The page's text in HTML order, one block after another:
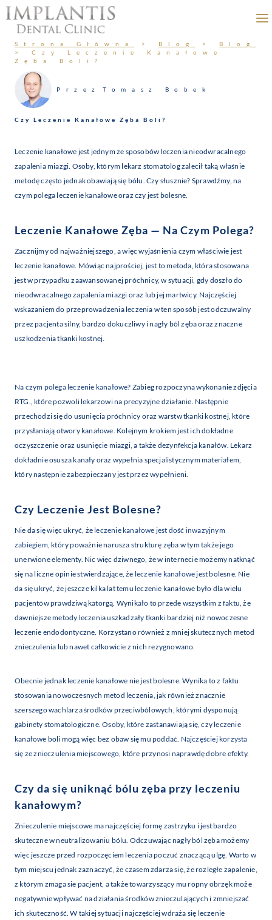
Przejdź
do
treści
Strona Główna > Blog > Blog
>Czy Leczenie Kanałowe
Zęba Boli?
Przez Tomasz Bobek
Czy Leczenie Kanałowe Zęba Boli?
Leczenie kanałowe jest jednym ze sposobów leczenia nieodwracalnego
zapalenia miazgi. Osoby, którym lekarz stomatolog zalecił taką właśnie
metodę często jednak obawiają się bólu. Czy słusznie? Sprawdźmy, na
czym polega leczenie kanałowe oraz czy jest bolesne.
Leczenie Kanałowe Zęba — Na Czym Polega?
Zacznijmy od najważniejszego, a więc wyjaśnienia czym właściwie jest
leczenie kanałowe. Mówiąc najprościej, jest to metoda, która stosowana
jest w przypadku zaawansowanej próchnicy, w sytuacji, gdy doszło do
nieodwracalnego zapalenia miazgi oraz lub jej martwicy. Najczęściej
wskazaniem do przeprowadzenia leczenia w ten sposób jest odczuwalny
przez pacjenta silny, bardzo dokuczliwy i nagły ból zęba oraz znaczne
uszkodzenia tkanki kostnej.
Na czym polega leczenie kanałowe? Zabieg rozpoczyna wykonanie zdjęcia
RTG., które pozwoli lekarzowi na precyzyjne działanie. Następnie
przechodzi się do usunięcia próchnicy oraz warstw tkanki kostnej, które
przysłaniają otwory kanałowe. Kolejnym krokiem jest ich dokładne
oczyszczenie oraz usunięcie miazgi, a także dezynfekcja kanałów. Lekarz
dokładnie osusza kanały oraz wypełnia specjalistycznym materiałem,
który następnie zabezpieczany jest przez wypełnieni.
Czy Leczenie Jest Bolesne?
Nie da się więc ukryć, że leczenie kanałowe jest dość inwazyjnym
zabiegiem, który poważnie narusza strukturę zęba w tym także jego
unerwione elementy. Nic więc dziwnego, że w internecie możemy natknąć
się na liczne opinie stwierdzające, że leczenie kanałowejest bolesne. Nie
da się ukryć, że jeszcze kilka lat temu leczenie kanałowe było dla wielu
pacjentów prawdziwą katorgą. Wynikało to przede wszystkim z faktu, że
dawniejsze metody leczenia uszkadzały tkanki bardziej niż nowoczesne
leczenie endodontyczne. Korzystano również z mniej skutecznych metod
znieczulenia lub nawet całkowicie z nich rezygnowano.
Obecnie jednak leczenie kanałowe nie jest bolesne. Wynika to z faktu
stosowania nowoczesnych metod leczenia, jak również znacznie
szerszego wachlarza środków przeciwbólowych, którymi dysponują
gabinety stomatologiczne. Osoby, które zastanawiają się, czy leczenie
kanałowe boli mogą więc bez obaw się mu poddać. Najczęściej korzysta
się ze znieczulenia miejscowego, które przynosi naprawdę dobre efekty.
Czy da się uniknąć bólu zęba przy leczeniu
kanałowym?
Znieczulenie miejscowe ma najczęściej formę zastrzyku i jest bardzo
skuteczne w neutralizowaniu bólu. Odczuwając nagły ból zęba możemy
więc jeszcze przed rozpoczęciem leczenia poczuć znaczącą ulgę. Warto w
tym miejscu jednak zaznaczyć, że czasem zdarza się, że rozległe zapalenie,
z którym zmaga sie pacjent, a także towarzyszący mu ropny obrzęk może
negatywnie wpływać na działania środków znieczulających i zmniejszać
ich skuteczność. W takiej sytuacji najczęściej wdraża się leczenie